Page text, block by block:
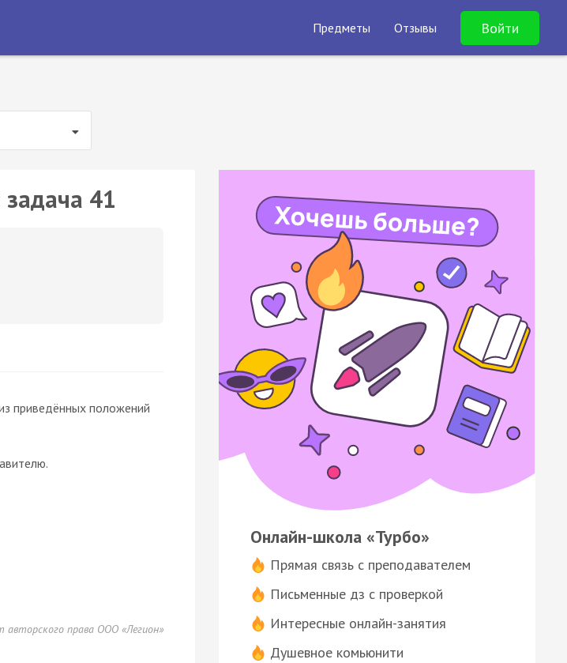
Предметы Отзывы Войти
41
приведённых положений
авторского права ООО «Легион»
Онлайн-школа «Турбо»
Прямая связь с преподавателем
Письменные дз с проверкой
Интересные онлайн-занятия
Душевное комьюнити